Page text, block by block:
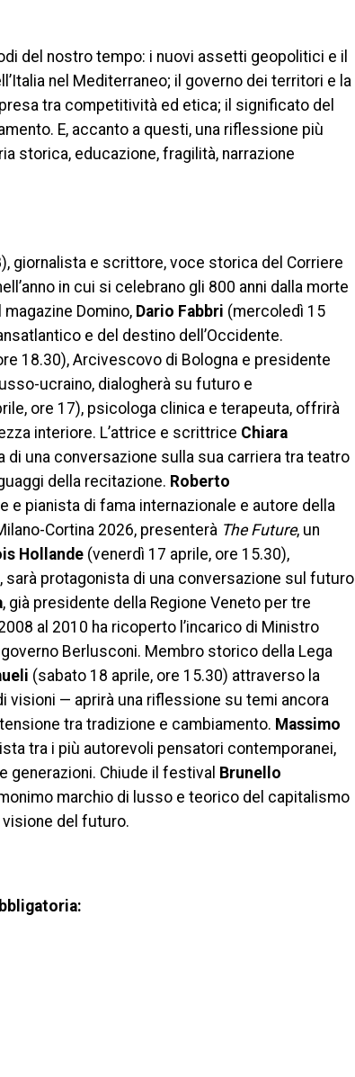
del nostro tempo: i nuovi assetti geopolitici e il
nel Mediterraneo; il governo dei territori e la
tra competitività ed etica; il significato del
E, accanto a questi, una riflessione più
storica, educazione, fragilità, narrazione
giornalista e scrittore, voce storica del Corriere
in cui si celebrano gli 800 anni dalla morte
Domino, Dario Fabbri (mercoledì 15
e del destino dell’Occidente.
18.30), Arcivescovo di Bologna e presidente
ucraino, dialogherà su futuro e
ore 17), psicologa clinica e terapeuta, offrirà
interiore. L’attrice e scrittrice Chiara
una conversazione sulla sua carriera tra teatro
della recitazione. Roberto
e pianista di fama internazionale e autore della
Cortina 2026, presenterà The Future, un
Hollande (venerdì 17 aprile, ore 15.30),
protagonista di una conversazione sul futuro
, già presidente della Regione Veneto per tre
al 2010 ha ricoperto l’incarico di Ministro
Berlusconi. Membro storico della Lega
(sabato 18 aprile, ore 15.30) attraverso la
visioni — aprirà una riflessione su temi ancora
tra tradizione e cambiamento. Massimo
tra i più autorevoli pensatori contemporanei,
generazioni. Chiude il festival Brunello
marchio di lusso e teorico del capitalismo
visione del futuro.